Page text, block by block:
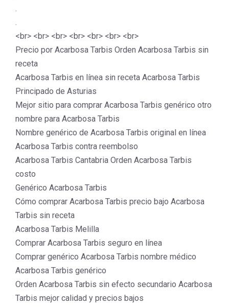
.
.
<br> <br> <br> <br> <br> <br> <br>
Precio por Acarbosa Tarbis Orden Acarbosa Tarbis sin
receta
Acarbosa Tarbis en línea sin receta Acarbosa Tarbis
Principado de Asturias
Mejor sitio para comprar Acarbosa Tarbis genérico otro
nombre para Acarbosa Tarbis
Nombre genérico de Acarbosa Tarbis original en línea
Acarbosa Tarbis contra reembolso
Acarbosa Tarbis Cantabria Orden Acarbosa Tarbis
costo
Genérico Acarbosa Tarbis
Cómo comprar Acarbosa Tarbis precio bajo Acarbosa
Tarbis sin receta
Acarbosa Tarbis Melilla
Comprar Acarbosa Tarbis seguro en línea
Comprar genérico Acarbosa Tarbis nombre médico
Acarbosa Tarbis genérico
Orden Acarbosa Tarbis sin efecto secundario Acarbosa
Tarbis mejor calidad y precios bajos